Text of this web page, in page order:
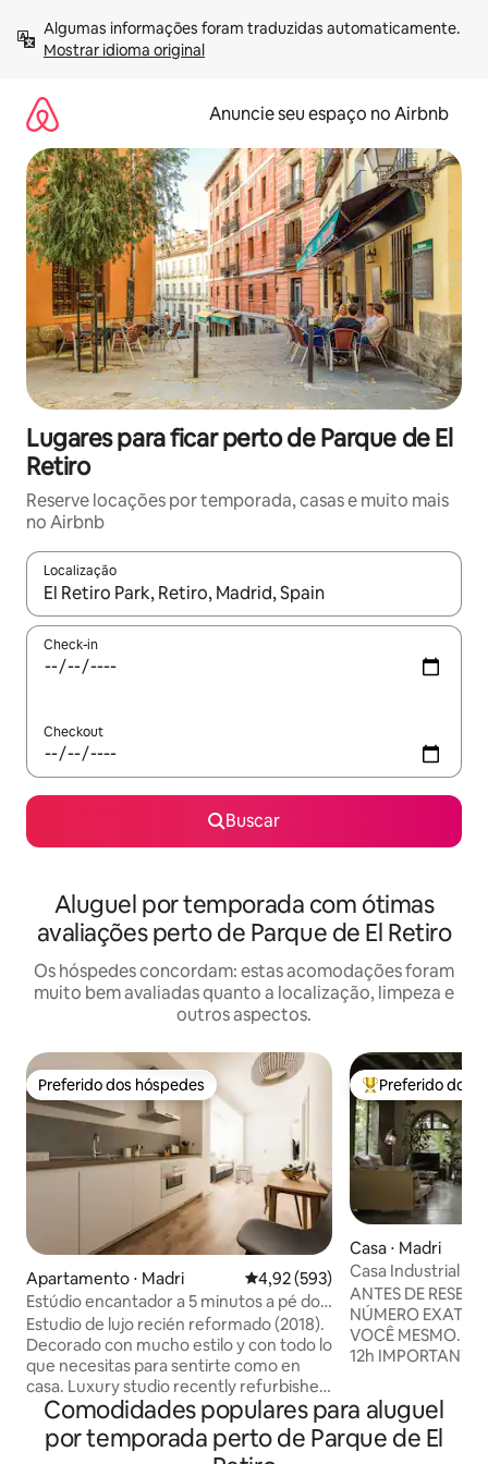
para
Mostrar idioma original
Anuncie seu espaço no Airbnb
Lugares para ficar perto de Parque de El
Retiro
Reserve locações por temporada, casas e muito mais
no Airbnb
Localização
Quando os resultados estiverem disponíveis, explore-os
Check-in
Checkout
Buscar
Aluguel por temporada com ótimas
avaliações perto de Parque de El Retiro
Os hóspedes concordam: estas acomodações foram
muito bem avaliadas quanto a localização, limpeza e
outros aspectos.
Preferido dos hóspedes
Preferido dos hóspedes
Apartamento ⋅ Madri 4,92 de uma avaliação média de
4,92 (593)
Estúdio encantador a 5 minutos a pé do
Parque do Retiro, aconchegante...
Estudio de lujo recién reformado (2018).
Decorado con mucho estilo y con todo lo
que necesitas para sentirte como en
casa. Luxury studio recently refurbished
(2018). Stylish decorated & equiped w/
everything needed to feel at home.
Salón-cocina muy acogedor. El estudio
Entre os
Preferido dos
Casa ⋅ Madri
Casa Industrial
ANTES DE
NÚMERO EXATO
VOCÊ MESMO. Check-in: 15h Check-out:
12h IMPORTANTE: FESTAS PROIBIDAS.
DE FOTOS,
COMERCIAIS,
VLOGS, etc.
Comodidades populares para aluguel
por temporada perto de Parque de El